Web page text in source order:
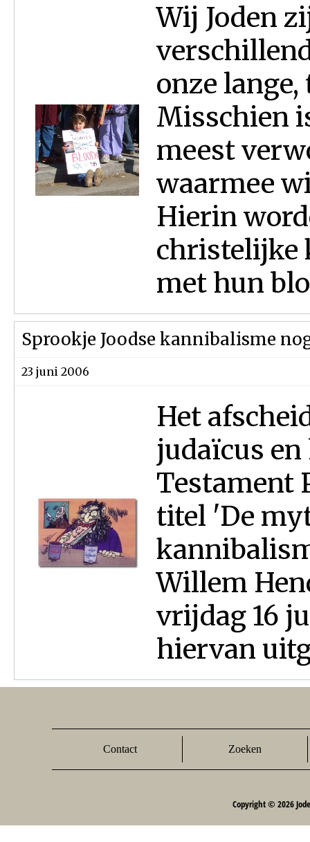
Wij Joden
onze
Misschien
meest
waarmee
Hierin
christelijke
met hun
Sprookje Joodse kannibalisme
23 juni 2006
Het
judaïcus
Testament
titel 'De
Willem
vrijdag 16
hiervan
Contact Zoeken
Copyright © 2026